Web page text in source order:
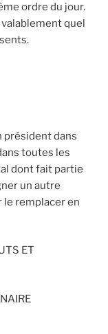
ordre du jour.
quel
président dans
toutes les
dont fait partie
un autre
remplacer en
ET